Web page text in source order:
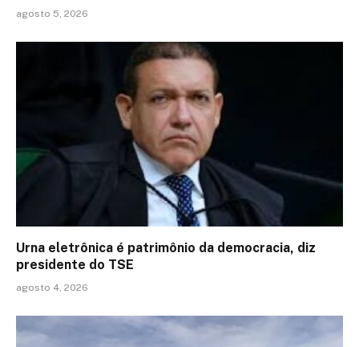
agosto 5, 2026
Urna eletrônica é patrimônio da democracia, diz
presidente do TSE
agosto 4, 2026